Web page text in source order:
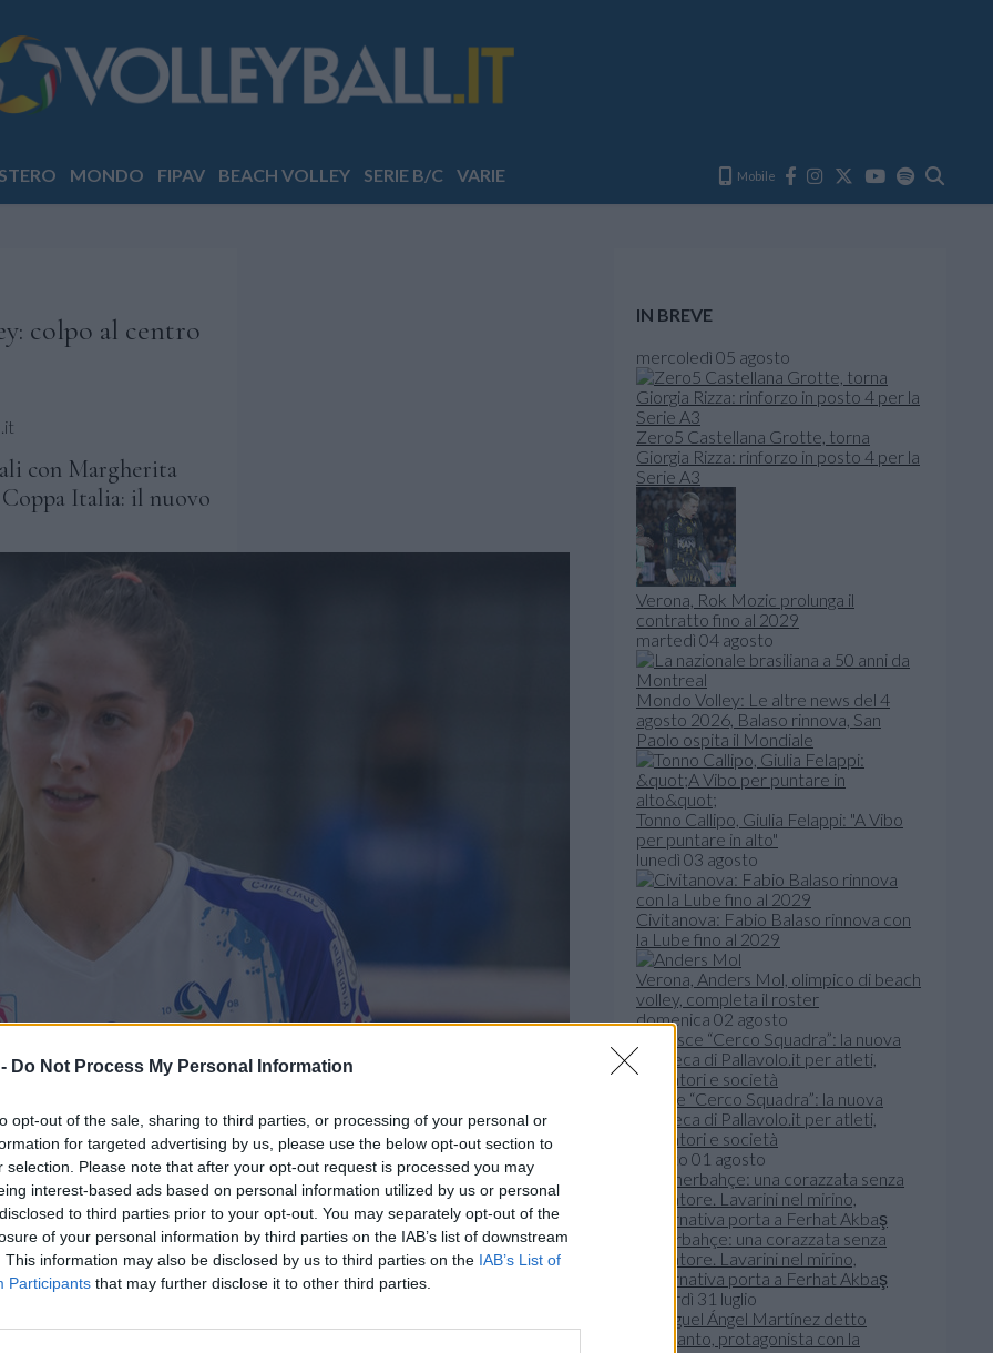
Do Not Process My Personal Information
opt-out of the sale, sharing to third parties, or processing of your personal or
for targeted advertising by us, please use the below opt-out section to
selection. Please note that after your opt-out request is processed you may
interest-based ads based on personal information utilized by us or personal
to third parties prior to your opt-out. You may separately opt-out of the
of your personal information by third parties on the IAB’s list of downstream
This information may also be disclosed by us to third parties on the IAB’s List of
Participants that may further disclose it to other third parties.
MONDO FIPAV BEACH VOLLEY SERIE B/C VARIE Mobile
colpo al centro
con Margherita
Italia: il nuovo
Volleysi arricchisce di un
IN BREVE
mercoledì 05 agosto
Zero5 Castellana Grotte, torna
Giorgia Rizza: rinforzo in posto 4 per la
Serie A3
Verona, Rok Mozic prolunga il
contratto fino al 2029
martedì 04 agosto
Mondo Volley: Le altre news del 4
agosto 2026, Balaso rinnova, San
Paolo ospita il Mondiale
Tonno Callipo, Giulia Felappi: "A Vibo
per puntare in alto"
lunedì 03 agosto
Civitanova: Fabio Balaso rinnova con
la Lube fino al 2029
Verona, Anders Mol, olimpico di beach
volley, completa il roster
domenica 02 agosto
Nasce “Cerco Squadra”: la nuova
bacheca di Pallavolo.it per atleti,
allenatori e società
sabato 01 agosto
Fenerbahçe: una corazzata senza
allenatore. Lavarini nel mirino,
l’alternativa porta a Ferhat Akbaş
venerdì 31 luglio